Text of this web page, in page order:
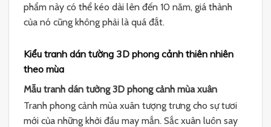
phẩm này có thể kéo dài lên đến 10 năm, giá thành
của nó cũng không phải là quá đắt.
Kiểu tranh dán tường 3D phong cảnh thiên nhiên
theo mùa
Mẫu tranh dán tường 3D phong cảnh mùa xuân
Tranh phong cảnh mùa xuân tượng trưng cho sự tươi
mới của những khởi đầu may mắn. Sắc xuân luôn say